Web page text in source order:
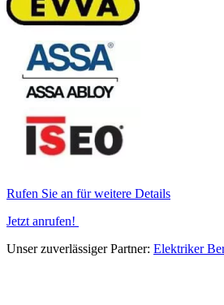
Rufen Sie an für weitere Details
Jetzt anrufen!
Unser zuverlässiger Partner: Elektriker